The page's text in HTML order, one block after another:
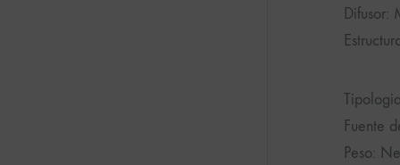
Difusor:
Fuente
Peso: